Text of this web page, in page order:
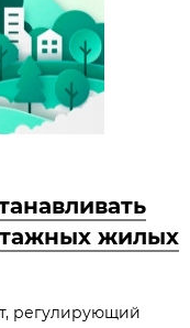
жилых
регулирующий